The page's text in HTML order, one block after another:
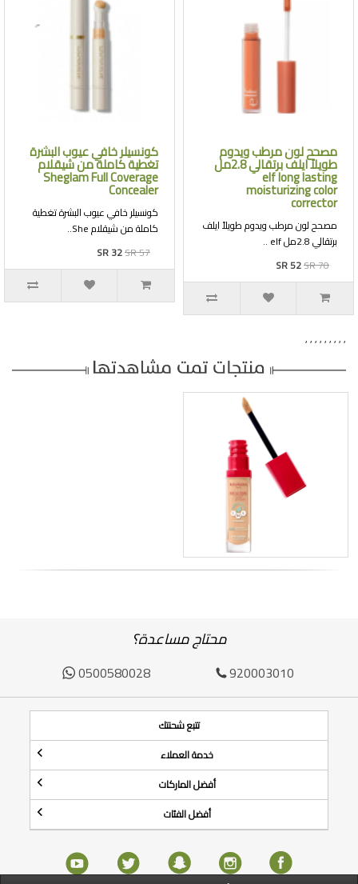
مصحح لون مرطب ويدوم
طويلاً ايلف برتقالي 2.8مل
elf long lasting
moisturizing color
corrector
مصحح لون مرطب ويدوم طويلاً ايلف
برتقالي 2.8مل elf ..
SR 52SR 70
كونسيلر خافي عيوب البشرة
تغطية كاملة من شيقلام
Sheglam Full Coverage
Concealer
كونسيلر خافي عيوب البشرة تغطية
كاملة من شيقلام She..
SR 32SR 57
,
,
,
,
,
,
,
,
,
محتاج مساعدة؟
920003010
0500580028
تتبع شحنتك
خدمة العملاء
أفضل الماركات
أفضل الفئات